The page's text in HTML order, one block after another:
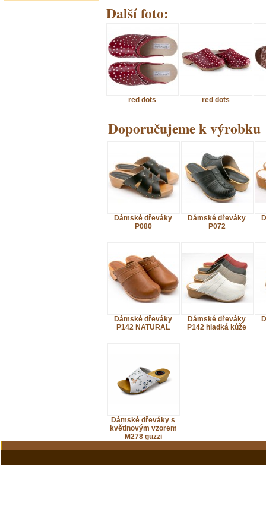
Další foto:
red dots red dots
Doporučujeme k výrobku
Dámské dřeváky
P080
Dámské dřeváky
P072
Dámské dřeváky
P142 NATURAL
Dámské dřeváky
P142 hladká kůže
Dámské dřeváky s
květinovým vzorem
M278 guzzi